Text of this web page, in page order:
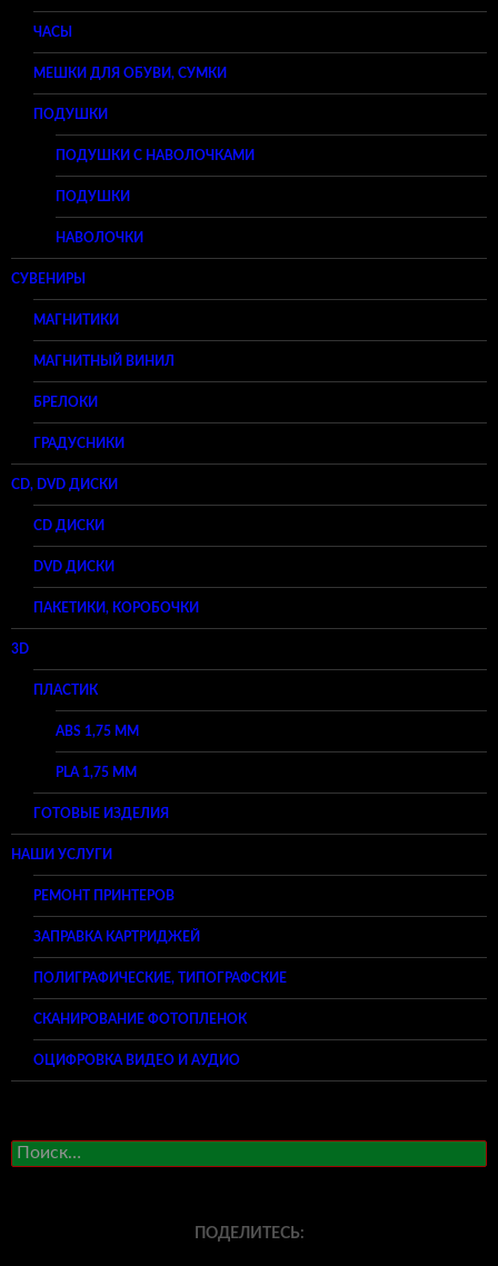
ЧАСЫ
МЕШКИ ДЛЯ ОБУВИ, СУМКИ
ПОДУШКИ
ПОДУШКИ С НАВОЛОЧКАМИ
ПОДУШКИ
НАВОЛОЧКИ
СУВЕНИРЫ
МАГНИТИКИ
МАГНИТНЫЙ ВИНИЛ
БРЕЛОКИ
ГРАДУСНИКИ
CD, DVD ДИСКИ
CD ДИСКИ
DVD ДИСКИ
ПАКЕТИКИ, КОРОБОЧКИ
3D
ПЛАСТИК
ABS 1,75 ММ
PLA 1,75 ММ
ГОТОВЫЕ ИЗДЕЛИЯ
НАШИ УСЛУГИ
РЕМОНТ ПРИНТЕРОВ
ЗАПРАВКА КАРТРИДЖЕЙ
ПОЛИГРАФИЧЕСКИЕ, ТИПОГРАФСКИЕ
СКАНИРОВАНИЕ ФОТОПЛЕНОК
ОЦИФРОВКА ВИДЕО И АУДИО
Найти:
ПОДЕЛИТЕСЬ: